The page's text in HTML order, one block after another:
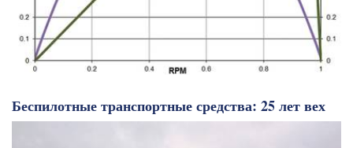
Беспилотные транспортные средства: 25 лет вех